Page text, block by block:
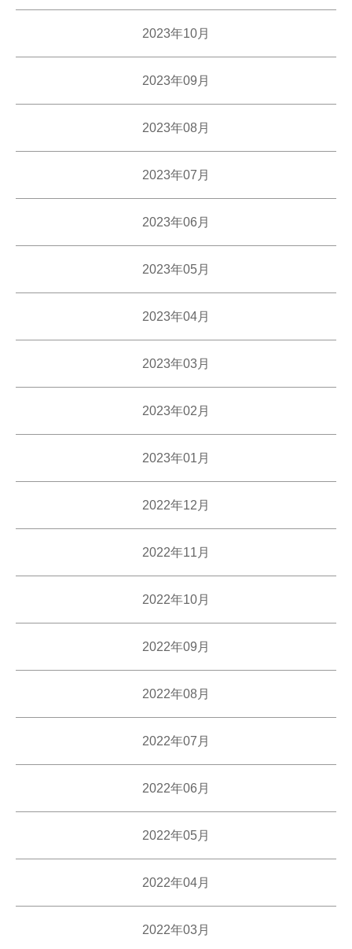
2023年10月
2023年09月
2023年08月
2023年07月
2023年06月
2023年05月
2023年04月
2023年03月
2023年02月
2023年01月
2022年12月
2022年11月
2022年10月
2022年09月
2022年08月
2022年07月
2022年06月
2022年05月
2022年04月
2022年03月